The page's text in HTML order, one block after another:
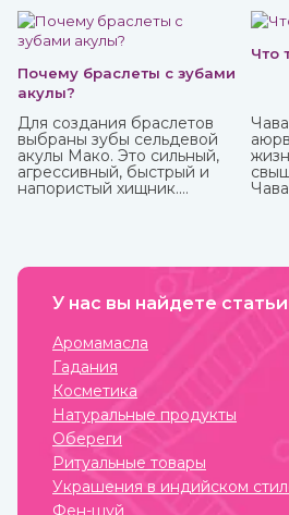
окружающим миром, но и
темных сил, дурного глаза,
покровительства в земледелии,
Почему браслеты с зубами
акулы?
Для создания браслетов
выбраны зубы сельдевой
акулы Мако. Это сильный,
агрессивный, быстрый и
напористый хищник.
м. Жители Океании
ее зубами обеспечивают
Что
У нас вы найдете
Аромамасла
Гадания
Косметика
Натуральные продукты
Обереги
Ритуальные товары
Украшения в индийском
Фен-шуй